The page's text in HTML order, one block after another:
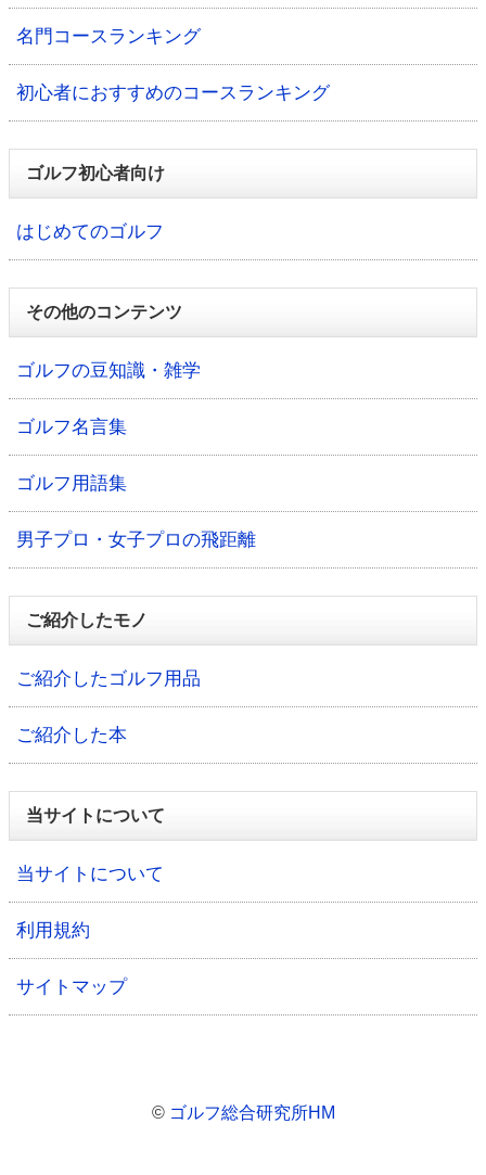
名門コースランキング
初心者におすすめのコースランキング
ゴルフ初心者向け
はじめてのゴルフ
その他のコンテンツ
ゴルフの豆知識・雑学
ゴルフ名言集
ゴルフ用語集
男子プロ・女子プロの飛距離
ご紹介したモノ
ご紹介したゴルフ用品
ご紹介した本
当サイトについて
当サイトについて
利用規約
サイトマップ
© ゴルフ総合研究所HM